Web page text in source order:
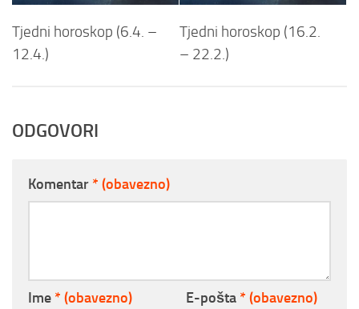
Tjedni horoskop (6.4. –
12.4.)
Tjedni horoskop (16.2.
– 22.2.)
ODGOVORI
Komentar * (obavezno)
Ime * (obavezno) E-pošta * (obavezno)